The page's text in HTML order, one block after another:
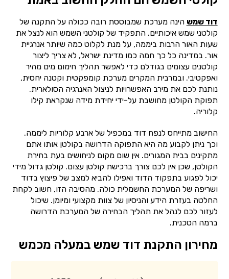
דוד שמש הינה מערכת שמבוססת רובה ככולה על התקנה של
קולטני שמש איכותיים. התפקיד של קולטני השמש הוא לנצל את
שעות האור הרבות ביממה, על מנת לקלוט כמה שיותר אנרגיית
אור. במדינה כל כך חמה כמו מדינת ישראל, לא צריך ליצור
קולטנים עצומים בגודלם כדי לאפשר תהליך חימום מים מהיר
ואפקטיבי. ובמרבית המקרים מערכת קומפקטית וקטנה יחסית,
נותנת לכם את מירב האפשרויות לניצול האנרגיה הסולארית.
תפוקת הקולטן מחושבת על-ידי יחידת מידה שנקראת קילו
קלוריה.
החישוב מתייחס לנפח דוד במכפיל של ארבע קלוריות ליממה.
וכך ניתן לקבוע מה היא התפוקה הדרושה בקולטן אותו אתם
מתקינים בבית המגורים. אין שום מקום לניחושים בעת בחירת
הקולטן, שכן אין לכם צורך ברכישת קולטן עצום. קולטן גדול מידי
יכול לפגוע בתפקוד הדוד ואפילו להביא למצב של פיצוץ בדוד
ושריפה של המערכת החשמלית כולה. מהסיבה הזו, חשוב לקחת
החלטה בעזרת הידע והניסיון של צוות מקצועי ומיומן. שיכול
לעזור לכם לנהל את תהליך הבחירה של המערכת הדרושה
ברמה הטכנית.
מחירון התקנת דוד שמש במעלה מכמש